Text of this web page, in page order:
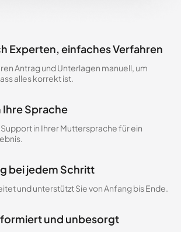
Experten, einfaches Verfahren
Antrag und Unterlagen manuell, um
alles korrekt ist.
Sprache
in Ihrer Muttersprache für ein
bei jedem Schritt
und unterstützt Sie von Anfang bis Ende.
und unbesorgt